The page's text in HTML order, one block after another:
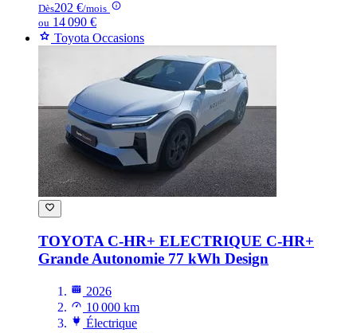
Dès202 €/mois
ou 14 090 €
Toyota Occasions
TOYOTA C-HR+ ELECTRIQUE C-HR+
Grande Autonomie 77 kWh Design
2026
10 000 km
Électrique